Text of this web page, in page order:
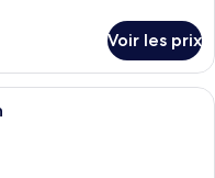
Voir les prix
chambre d’hôtel avec deux lits,